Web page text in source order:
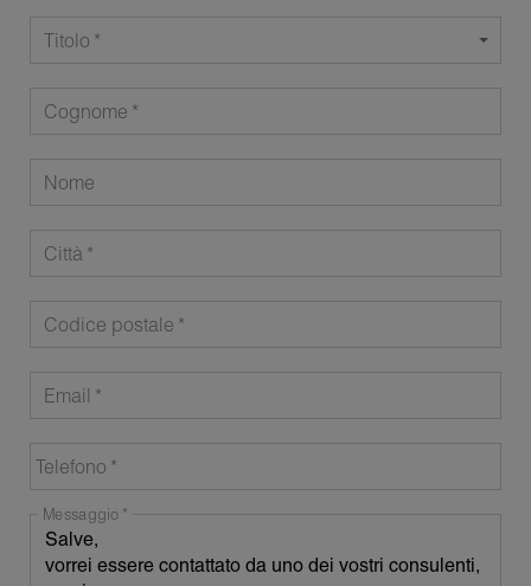
Titolo
Cognome
Nome
Città
Codice postale
Email
Telefono
Messaggio